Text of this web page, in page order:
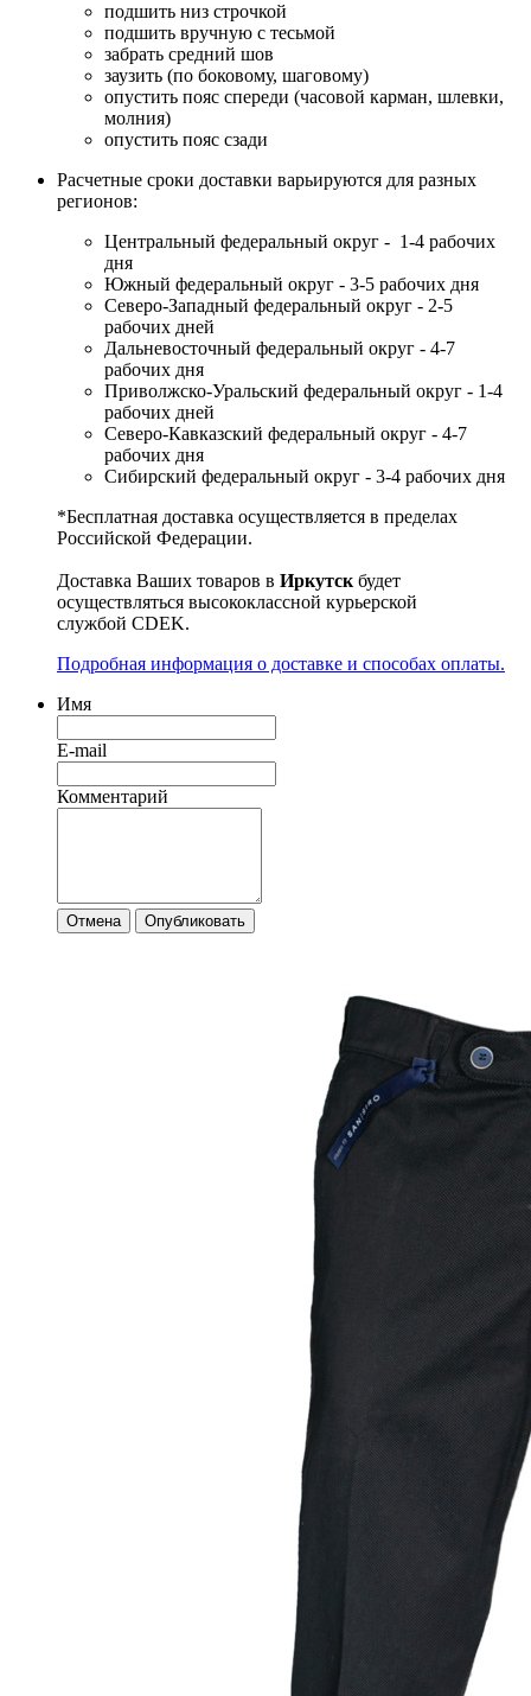
подшить низ строчкой
подшить вручную с тесьмой
забрать средний шов
заузить (по боковому, шаговому)
опустить пояс спереди (часовой карман, шлевки,
молния)
опустить пояс сзади
Расчетные сроки доставки варьируются для разных
регионов:
Центральный федеральный округ - 1-4 рабочих
дня
Южный федеральный округ - 3-5 рабочих дня
Северо-Западный федеральный округ - 2-5
рабочих дней
Дальневосточный федеральный округ - 4-7
рабочих дня
Приволжско-Уральский федеральный округ - 1-4
рабочих дней
Северо-Кавказский федеральный округ - 4-7
рабочих дня
Сибирский федеральный округ - 3-4 рабочих дня
*Бесплатная доставка осуществляется в пределах
Российской Федерации.
Доставка Ваших товаров в Иркутскбудет
осуществляться высококлассной курьерской
службой CDEK.
Подробная информация о доставке и способах оплаты.
Имя
E-mail
Комментарий
Отмена Опубликовать